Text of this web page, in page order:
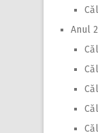
Anul